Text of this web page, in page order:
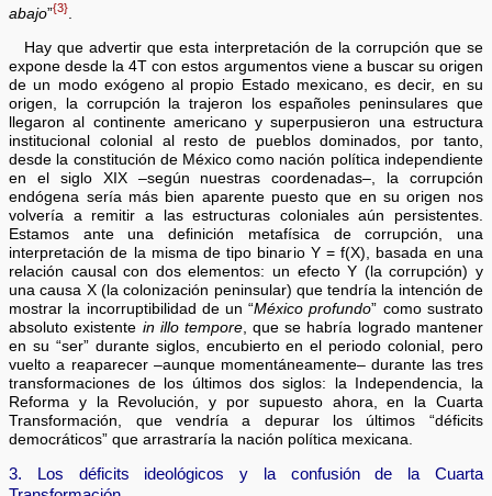
abajo”{3}.
Hay que advertir que esta interpretación de la corrupción que se
expone desde la 4T con estos argumentos viene a buscar su origen
de un modo exógeno al propio Estado mexicano, es decir, en su
origen, la corrupción la trajeron los españoles peninsulares que
llegaron al continente americano y superpusieron una estructura
institucional colonial al resto de pueblos dominados, por tanto,
desde la constitución de México como nación política independiente
en el siglo XIX –según nuestras coordenadas–, la corrupción
endógena sería más bien aparente puesto que en su origen nos
volvería a remitir a las estructuras coloniales aún persistentes.
Estamos ante una definición metafísica de corrupción, una
interpretación de la misma de tipo binario Y = f(X), basada en una
relación causal con dos elementos: un efecto Y (la corrupción) y
una causa X (la colonización peninsular) que tendría la intención de
mostrar la incorruptibilidad de un “México profundo” como sustrato
absoluto existente in illo tempore, que se habría logrado mantener
en su “ser” durante siglos, encubierto en el periodo colonial, pero
vuelto a reaparecer –aunque momentáneamente– durante las tres
transformaciones de los últimos dos siglos: la Independencia, la
Reforma y la Revolución, y por supuesto ahora, en la Cuarta
Transformación, que vendría a depurar los últimos “déficits
democráticos” que arrastraría la nación política mexicana.
3. Los déficits ideológicos y la confusión de la Cuarta